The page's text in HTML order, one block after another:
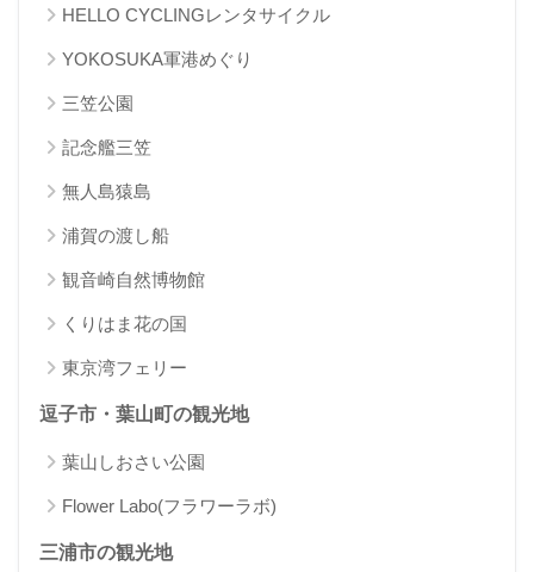
HELLO CYCLINGレンタサイクル
YOKOSUKA軍港めぐり
三笠公園
記念艦三笠
無人島猿島
浦賀の渡し船
観音崎自然博物館
くりはま花の国
東京湾フェリー
逗子市・葉山町の観光地
葉山しおさい公園
Flower Labo(フラワーラボ)
三浦市の観光地